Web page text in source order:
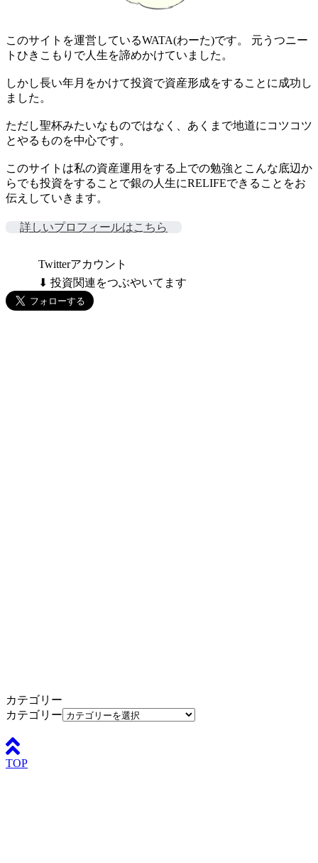
このサイトを運営しているWATA(わーた)です。 元うつニー
トひきこもりで人生を諦めかけていました。
しかし長い年月をかけて投資で資産形成をすることに成功し
ました。
ただし聖杯みたいなものではなく、あくまで地道にコツコツ
とやるものを中心です。
このサイトは私の資産運用をする上での勉強とこんな底辺か
らでも投資をすることで銀の人生にRELIFEできることをお
伝えしていきます。
詳しいプロフィールはこちら
Twitterアカウント
⬇ 投資関連をつぶやいてます
カテゴリー
カテゴリー
TOP